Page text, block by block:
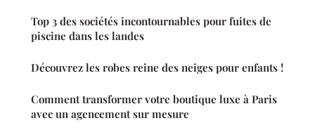
Top 3 des sociétés incontournables pour fuites de
piscine dans les landes
Découvrez les robes reine des neiges pour enfants !
Comment transformer votre boutique luxe à Paris
avec un agencement sur mesure